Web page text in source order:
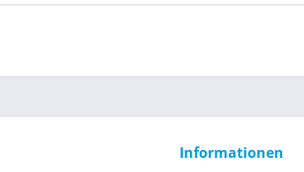
Informationen